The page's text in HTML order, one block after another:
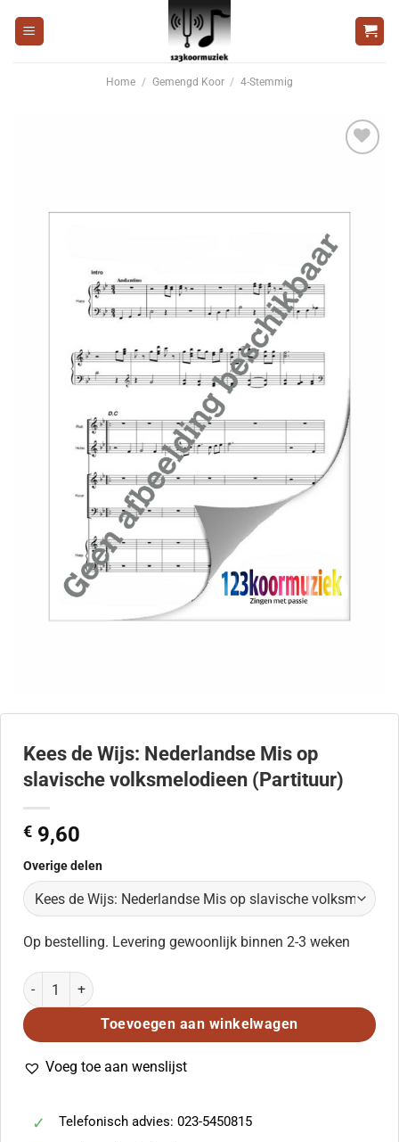
naar
Home / Gemengd Koor / 4-Stemmig
Kees de Wijs: Nederlandse Mis op
slavische volksmelodieen (Partituur)
€ 9,60
Overige delen
Op bestelling. Levering gewoonlijk binnen 2-3 weken
Kees de Wijs: Nederlandse Mis op slavische volksmelodieen
Toevoegen aan winkelwagen
Voeg toe aan wenslijst
Telefonisch advies: 023-5450815